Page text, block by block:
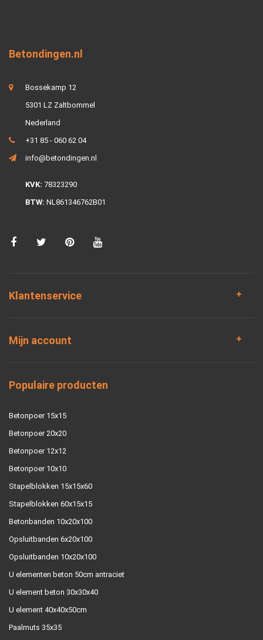
Betondingen.nl
Bossekamp 12
5301 LZ Zaltbommel
Nederland
+31 85 - 060 62 04
info@betondingen.nl
KVK: 78323290
BTW: NL861346762B01
Klantenservice
Mijn account
Populaire producten
Betonpoer 15x15
Betonpoer 20x20
Betonpoer 12x12
Betonpoer 10x10
Stapelblokken 15x15x60
Stapelblokken 60x15x15
Betonbanden 10x20x100
Opsluitbanden 6x20x100
Opsluitbanden 10x20x100
U elementen beton 50cm antraciet
U element beton 30x30x40
U element 40x40x50cm
Paalmuts 35x35